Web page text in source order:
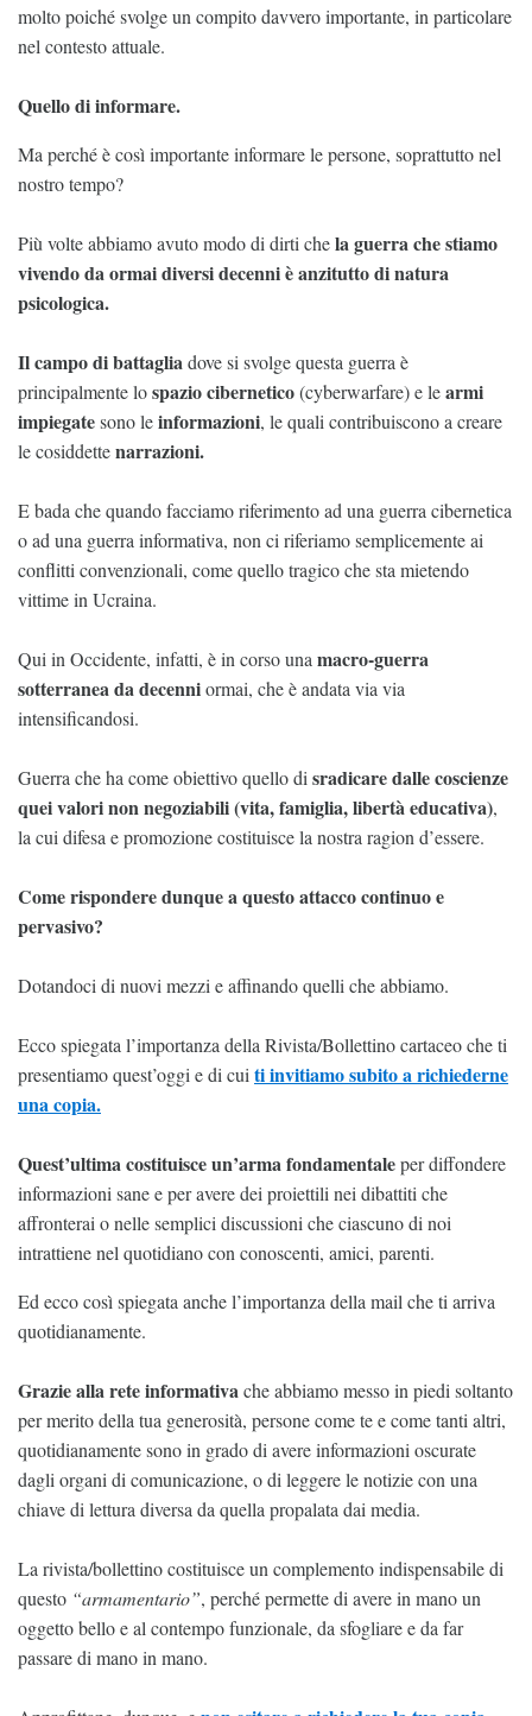
molto poiché svolge un compito davvero importante, in particolare
nel contesto attuale.
Quello di informare.
Ma perché è così importante informare le persone, soprattutto nel
nostro tempo?
Più volte abbiamo avuto modo di dirti chela guerra che stiamo
vivendo da ormai diversi decenni è anzitutto di natura
psicologica.
Il campo di battagliadove si svolge questa guerra è
principalmente lospazio cibernetico(cyberwarfare) e learmi
impiegatesono leinformazioni, le quali contribuiscono a creare
le cosiddettenarrazioni.
E bada che quando facciamo riferimento ad una guerra cibernetica
o ad una guerra informativa, non ci riferiamo semplicemente ai
conflitti convenzionali, come quello tragico che sta mietendo
vittime in Ucraina.
Qui in Occidente, infatti, è in corso una macro-guerra
sotterranea da decenniormai, che è andata via via
intensificandosi.
Guerra che ha come obiettivo quello di sradicare dalle coscienze
quei valori non negoziabili (vita, famiglia, libertà educativa),
la cui difesa e promozione costituisce la nostra ragion d’essere.
Come rispondere dunque a questo attacco continuo e
pervasivo?
Dotandoci di nuovi mezzi e affinando quelli che abbiamo.
Ecco spiegata l’importanza della Rivista/Bollettino cartaceo che ti
presentiamo quest’oggi e di cui ti invitiamo subito a richiederne
una copia.
Quest’ultima costituisce un’arma fondamentaleper diffondere
informazioni sane e per avere dei proiettili nei dibattiti che
affronterai o nelle semplici discussioni che ciascuno di noi
intrattiene nel quotidiano con conoscenti, amici, parenti.
Ed ecco così spiegata anche l’importanza della mail che ti arriva
quotidianamente.
Grazie alla rete informativache abbiamo messo in piedi soltanto
per merito della tua generosità, persone come te e come tanti altri,
quotidianamente sono in grado di avere informazioni oscurate
dagli organi di comunicazione, o di leggere le notizie con una
chiave di lettura diversa da quella propalata dai media.
La rivista/bollettino costituisce un complemento indispensabile di
questo “armamentario”, perché permette di avere in mano un
oggetto bello e al contempo funzionale, da sfogliare e da far
passare di mano in mano.